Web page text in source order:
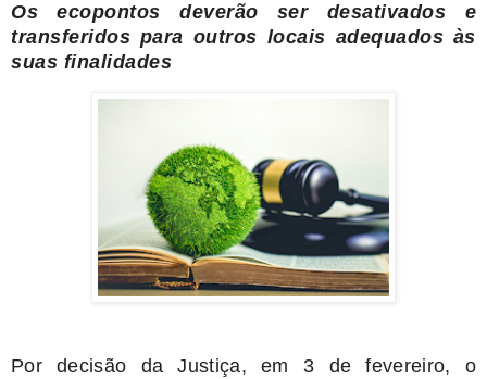
Os ecopontos deverão ser desativados e
transferidos para outros locais adequados às
suas finalidades
Por decisão da Justiça, em 3 de fevereiro, o